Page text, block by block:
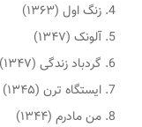
زنگ اول (۱۳۶۳)
آلونک (۱۳۴۷)
گردباد زندگی (۱۳۴۷)
ایستگاه ترن (۱۳۴۵)
من مادرم (۱۳۴۴)